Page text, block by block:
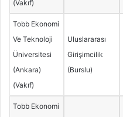
(Vakıf)
Tobb Ekonomi
Ve Teknoloji
Üniversitesi
(Ankara)
(Vakıf)
Uluslararası
Girişimcilik
(Burslu)
Tobb Ekonomi